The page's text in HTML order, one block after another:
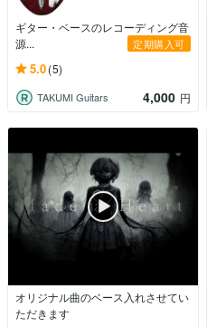
ギター・ベースのレコーディング音
源...
定期購入可
5.0(5)
TAKUMI Guitars 4,000 円
オリジナル曲のベース入れさせてい
ただきます